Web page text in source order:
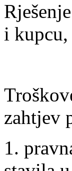
i kupcu,
zahtjev
1.